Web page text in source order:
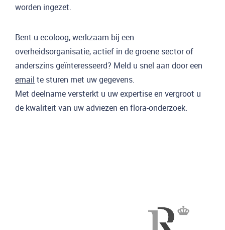
worden ingezet.
Bent u ecoloog, werkzaam bij een
overheidsorganisatie, actief in de groene sector of
anderszins geïnteresseerd? Meld u snel aan door een
email te sturen met uw gegevens.
Met deelname versterkt u uw expertise en vergroot u
de kwaliteit van uw adviezen en flora-onderzoek.